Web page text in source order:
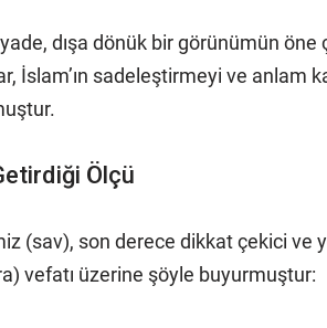
dışa dönük bir görünümün öne
sadeleştirmeyi ve anlam
Ölçü
(sav), son derece dikkat çekici ve
vefatı üzerine şöyle buyurmuştur: